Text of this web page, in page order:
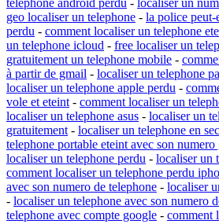
geo localiser un telephone - la police peut-
perdu - comment localiser un telephone
un telephone icloud - free localiser un
gratuitement un telephone mobile -
à partir de gmail - localiser un telephone
localiser un telephone apple perdu -
vole et eteint - comment localiser un
localiser un telephone asus - localiser un
gratuitement - localiser un telephone en
telephone portable eteint avec son numero
localiser un telephone perdu - localiser un
comment localiser un telephone perdu
avec son numero de telephone - localiser
- localiser un telephone avec son numero
telephone avec compte google - comment